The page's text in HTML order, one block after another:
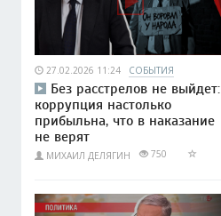
27.02.2026 11:24 СОБЫТИЯ
Без расстрелов не выйдет:
коррупция настолько
прибыльна, что в наказание
не верят
МИХАИЛ ДЕЛЯГИН 750